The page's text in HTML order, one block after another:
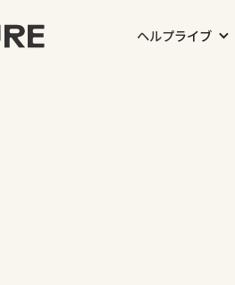
ヘルプライブ